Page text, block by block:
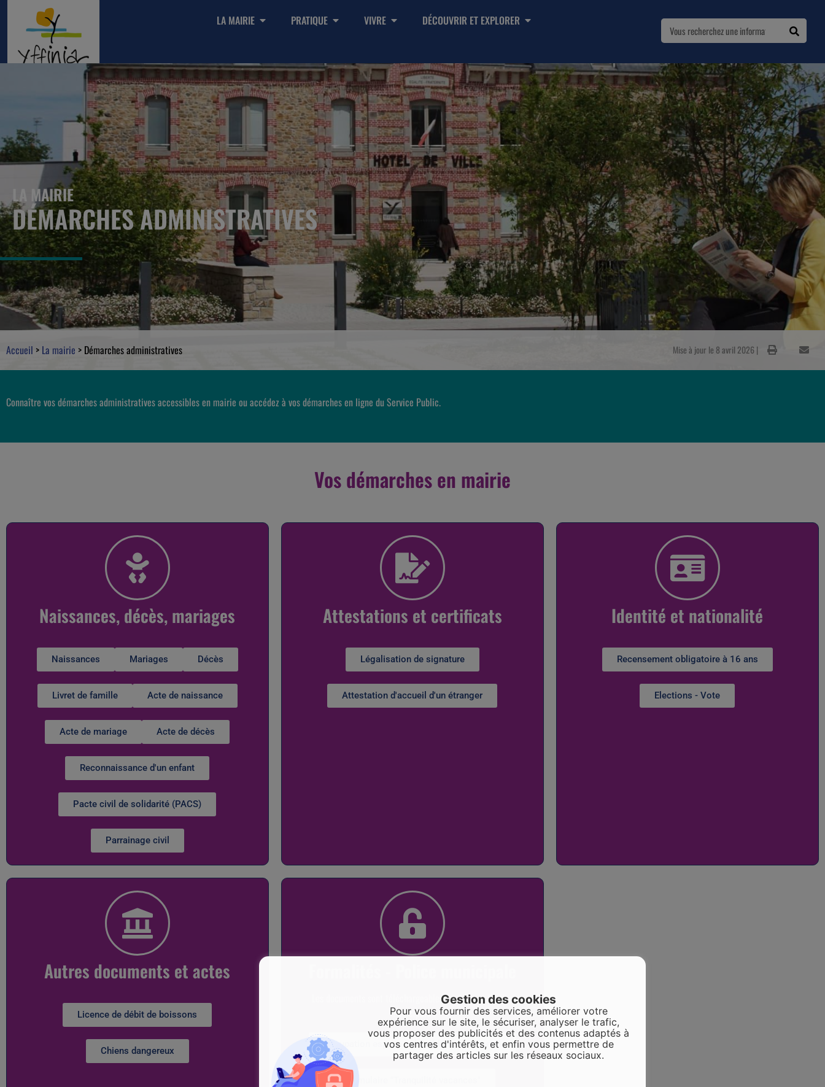
LA MAIRIE PRATIQUE VIVRE DÉCOUVRIR ET EXPLORER
LA MAIRIE
DÉMARCHES ADMINISTRATIVES
Accueil > La mairie > Démarches administratives Mise à jour le 8 avril 2026 |
Connaître vos démarches administratives accessibles en mairie ou accédez à vos démarches en ligne du Service Public.
Vos démarches en mairie
Naissances, décès, mariages
Naissances Mariages Décès
Livret de famille Acte de naissance
Acte de mariage Acte de décès
Reconnaissance d'un enfant
Pacte civil de solidarité (PACS)
Parrainage civil
Attestations et certificats
Légalisation de signature
Attestation d'accueil d'un étranger
Identité et nationalité
Recensement obligatoire à 16 ans
Elections - Vote
Autres documents et actes
Licence de débit de boissons
Chiens dangereux
Les documents sont téléchargeables sur la page "Police
municipale"
Occupation espace public (déménagement)
Formulaire "Tranquilité vacances"
Gestion des cookies
Pour vous fournir des services, améliorer votre
expérience sur le site, le sécuriser, analyser le trafic,
vous proposer des publicités et des contenus adaptés à
vos centres d'intérêts, et enfin vous permettre de
partager des articles sur les réseaux sociaux.